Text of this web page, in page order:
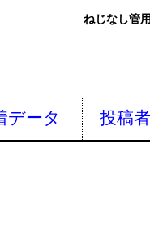
ねじなし管
データ 投稿